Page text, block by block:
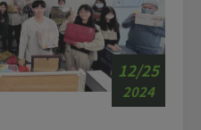
12/25
2024